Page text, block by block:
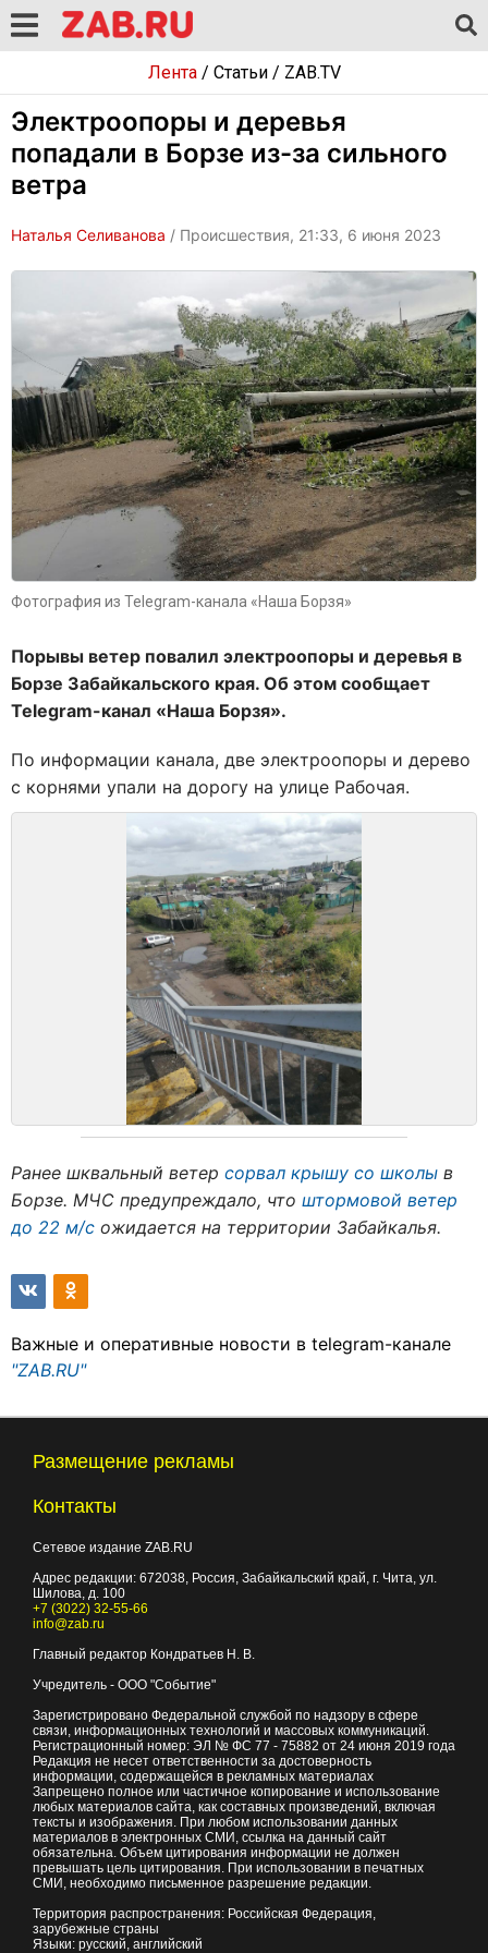
Лента/ Статьи/ ZAB.TV
Электроопоры и деревья
попадали в Борзе из-за сильного
ветра
Наталья Селиванова / Происшествия, 21:33, 6 июня 2023
Фотография из Telegram-канала «Наша Борзя»
Порывы ветер повалил электроопоры и деревья в
Борзе Забайкальского края. Об этом сообщает
Telegram-канал «Наша Борзя».
По информации канала, две электроопоры и дерево
с корнями упали на дорогу на улице Рабочая.
Ранее шквальный ветер сорвал крышу со школы в
Борзе. МЧС предупреждало, что штормовой ветер
до 22 м/с ожидается на территории Забайкалья.
Важные и оперативные новости в telegram-канале
"ZAB.RU"
Размещение рекламы
Контакты
Сетевое издание ZAB.RU
Адрес редакции: 672038, Россия, Забайкальский край, г. Чита, ул.
Шилова, д. 100
+7 (3022) 32-55-66
info@zab.ru
Главный редактор Кондратьев Н. В.
Учредитель - ООО "Событие"
Зарегистрировано Федеральной службой по надзору в сфере
связи, информационных технологий и массовых коммуникаций.
Регистрационный номер: ЭЛ № ФС 77 - 75882 от 24 июня 2019 года
Редакция не несет ответственности за достоверность
информации, содержащейся в рекламных материалах
Запрещено полное или частичное копирование и использование
любых материалов сайта, как составных произведений, включая
тексты и изображения. При любом использовании данных
материалов в электронных СМИ, ссылка на данный сайт
обязательна. Объем цитирования информации не должен
превышать цель цитирования. При использовании в печатных
СМИ, необходимо письменное разрешение редакции.
Территория распространения: Российская Федерация,
зарубежные страны
Языки: русский, английский